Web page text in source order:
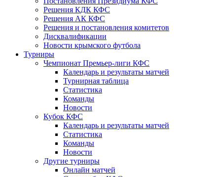
Решения КДК КФС
Решения АК КФС
Решения и постановления комитетов
Дисквалификации
Новости крымского футбола
Турниры
Чемпионат Премьер-лиги КФС
Календарь и результаты матчей
Турнирная таблица
Статистика
Команды
Новости
Кубок КФС
Календарь и результаты матчей
Статистика
Команды
Новости
Другие турниры
Онлайн матчей